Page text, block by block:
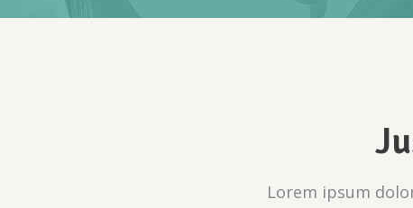
Lorem ipsum